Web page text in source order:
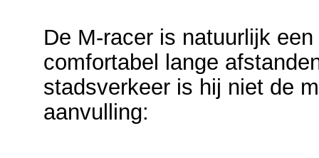
De M-racer is natuurlijk
comfortabel lange
stadsverkeer is hij niet de
aanvulling: